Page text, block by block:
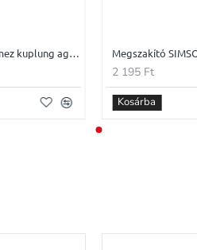
Biztosító lemez kuplung agyhoz SIMSON
2 195 Ft
Kosárba